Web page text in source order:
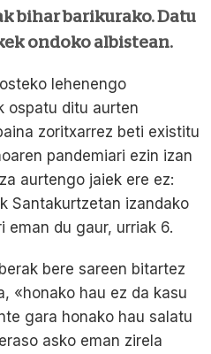
bihar barikurako. Datu
ondoko albistean.
lehenengo
ospatu ditu aurten
zoritxarrez beti existitu
pandemiari ezin izan
aurtengo jaiek ere ez:
Santakurtzetan izandako
eman du gaur, urriak 6.
bere sareen bitartez
«honako hau ez da kasu
gara honako hau salatu
asko eman zirela